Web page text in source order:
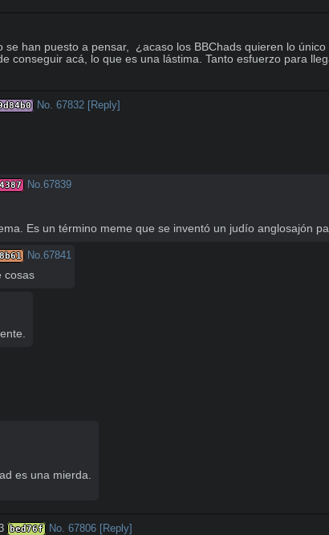
han puesto a pensar,  ¿acaso los BBChads quieren lo
conseguir acá, lo que es una lástima. Tanto esfuerzo para
No. 67832 [Reply]
No. 67839
Es un término meme que se inventó un judío anglosajón
No. 67841
cosas
es una mierda.
bed76f No. 67806 [Reply]